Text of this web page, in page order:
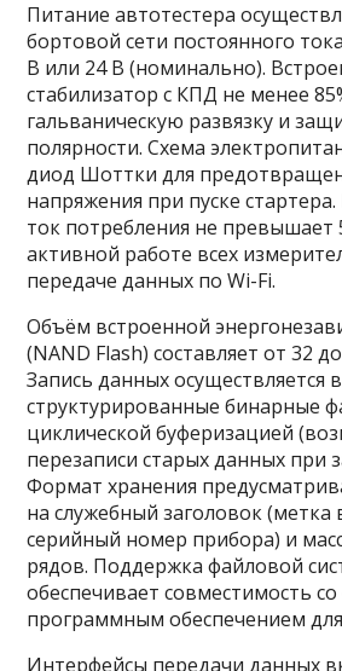
Питание автотестера
бортовой сети постоянного
В или 24 В (номинально).
стабилизатор с КПД не менее
гальваническую развязку и
полярности. Схема
диод Шоттки для
напряжения при пуске
ток потребления не превышает
активной работе всех
передаче данных по Wi-Fi.
Объём встроенной
(NAND Flash) составляет от 32
Запись данных осуществляется в
структурированные бинарные
циклической буферизацией
перезаписи старых данных при
Формат хранения
на служебный заголовок (метка
серийный номер прибора) и
рядов. Поддержка файловой
обеспечивает совместимость
программным обеспечением
Интерфейсы передачи данных